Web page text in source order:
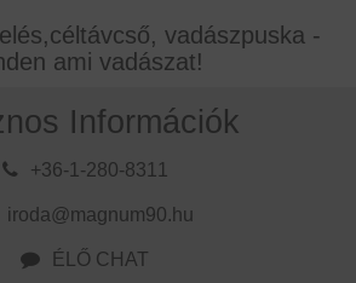
vadászpuska -
ami vadászat!
Információk
+36-1-280-8311
iroda@magnum90.hu
ÉLŐ CHAT